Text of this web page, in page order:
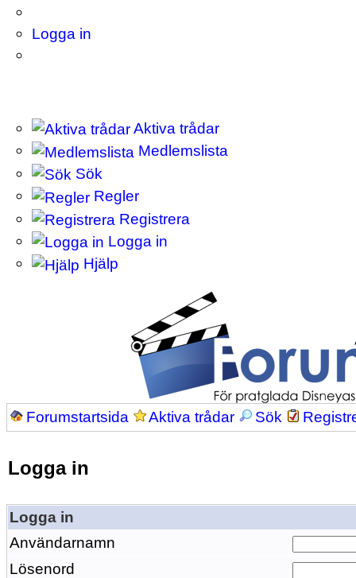
Logga in
Aktiva trådar
Medlemslista
Sök
Regler
Registrera
Logga in
Hjälp
Forumstartsida Aktiva trådar Sök
Logga in
Logga in
Användarnamn
Lösenord